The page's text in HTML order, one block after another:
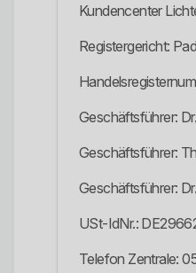
Kundencenter
Registergericht:
Geschäftsführer:
Geschäftsführer:
Geschäftsführer:
USt-IdNr.:
Telefon Zentrale: